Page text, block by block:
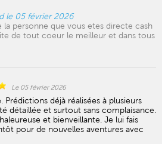
le 05 février 2026
personne que vous etes directe cash
de tout coeur le meilleur et dans tous
Le 05 février 2026
Prédictions déjà réalisées à plusieurs
détaillée et surtout sans complaisance.
et bienveillante. Je lui fais
pour de nouvelles aventures avec